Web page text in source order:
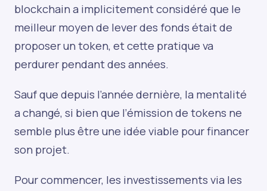
blockchain a implicitement considéré que le
meilleur moyen de lever des fonds était de
proposer un token, et cette pratique va
perdurer pendant des années.
Sauf que depuis l’année dernière, la mentalité
a changé, si bien que l’émission de tokens ne
semble plus être une idée viable pour financer
son projet.
Pour commencer, les investissements via les